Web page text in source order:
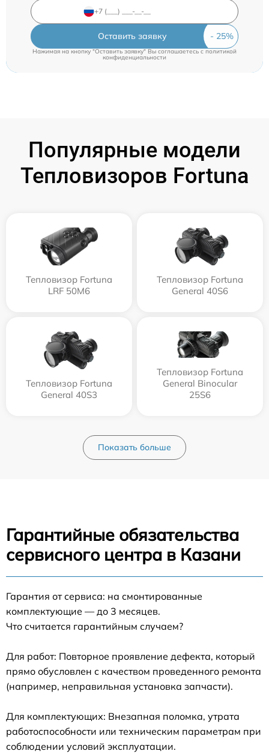
Оставить заявку
Нажимая на кнопку "Оставить заявку" Вы соглашаетесь cполитикой
конфиденциальности
Популярные модели
Тепловизоров Fortuna
Тепловизор Fortuna
LRF 50M6
Тепловизор Fortuna
General 40S6
Тепловизор Fortuna
General 40S3
Тепловизор Fortuna
General Binocular
25S6
Показать больше
Гарантийные обязательства
сервисного центра в Казани
Гарантия от сервиса: на смонтированные
комплектующие — до 3 месяцев.
Что считается гарантийным случаем?
Для работ: Повторное проявление дефекта, который
прямо обусловлен с качеством проведенного ремонта
(например, неправильная установка запчасти).
Для комплектующих: Внезапная поломка, утрата
работоспособности или техническим параметрам при
соблюдении условий эксплуатации.